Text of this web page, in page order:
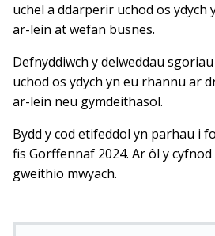
uchel a ddarperir uchod os ydych
ar-lein at wefan busnes.
Defnyddiwch y delweddau
uchod os ydych yn eu rhannu ar
ar-lein neu gymdeithasol.
Bydd y cod etifeddol yn parhau i
fis Gorffennaf 2024. Ar ôl y
gweithio mwyach.